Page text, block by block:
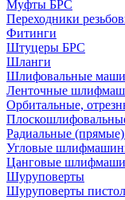
Муфты БРС
Переходники
Фитинги
Штуцеры БРС
Шланги
Шлифовальные
Ленточные
Орбитальные,
Радиальные
Угловые
Цанговые
Шуруповерты
Шуруповерты